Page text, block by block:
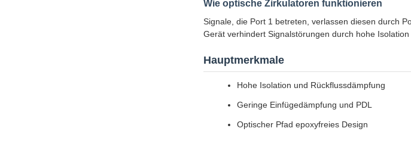
Wie optische Zirkulatoren funktionieren
Signale, die Port 1 betreten, verlassen diesen durch
Gerät verhindert Signalstörungen durch hohe
Hauptmerkmale
Hohe Isolation und Rückflussdämpfung
Geringe Einfügedämpfung und PDL
Optischer Pfad epoxyfreies Design